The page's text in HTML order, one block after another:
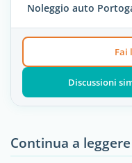
Noleggio auto
Fai
Discussioni
Continua a leggere